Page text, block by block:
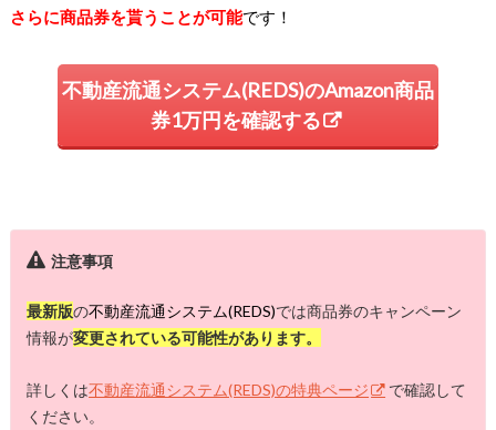
さらに商品券を貰うことが可能です！
不動産流通システム(REDS)のAmazon商品
券1万円を確認する
注意事項
最新版の不動産流通システム(REDS)では商品券のキャンペーン
情報が変更されている可能性があります。
詳しくは不動産流通システム(REDS)の特典ページ
で確認して
ください。